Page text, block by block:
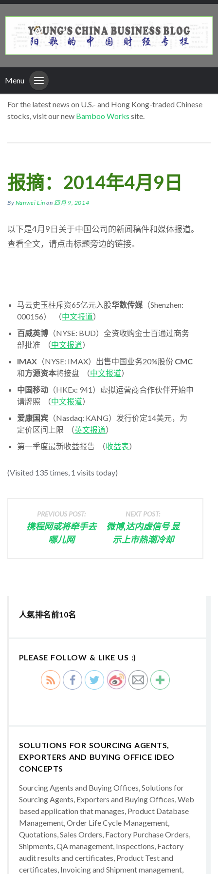
Menu
For the latest news on U.S.- and Hong Kong-traded Chinese
stocks, visit our new Bamboo Works site.
报摘：2014年4月9日
By Nanwei Lin on 四月 9, 2014
以下是4月9日关于中国公司的新闻稿件和媒体报道。
查看全文，请点击标题旁边的链接。
马云史玉柱斥资65亿元入股华数传媒 （Shenzhen:
000156） （中文报道）
百威英博 （NYSE: BUD）全资收购金士百通过商务
部批准 （中文报道）
IMAX （NYSE: IMAX）出售中国业务20%股份 CMC
和方源资本将接盘 （中文报道）
中国移动 （HKEx: 941）虚拟运营商合作伙伴开始申
请牌照 （中文报道）
爱康国宾 （Nasdaq: KANG）发行价定14美元，为
定价区间上限 （英文报道）
第一季度最新收益报告 （收益表）
(Visited 135 times, 1 visits today)
PREVIOUS POST:
携程网或将牵手去
哪儿网
NEXT POST:
微博,达内虚信号 显
示上市热潮冷却
人氣排名前10名
PLEASE FOLLOW & LIKE US :)
SOLUTIONS FOR SOURCING AGENTS,
EXPORTERS AND BUYING OFFICE IDEO
CONCEPTS
Sourcing Agents and Buying Offices, Solutions for
Sourcing Agents, Exporters and Buying Offices, Web
based application that manages, Product Database
Management, Order Life Cycle Management,
Quotations, Sales Orders, Factory Purchase Orders,
Shipments, QA management, Inspections, Factory
audit results and certificates, Product Test and
certificates, Invoicing and Shipment management,